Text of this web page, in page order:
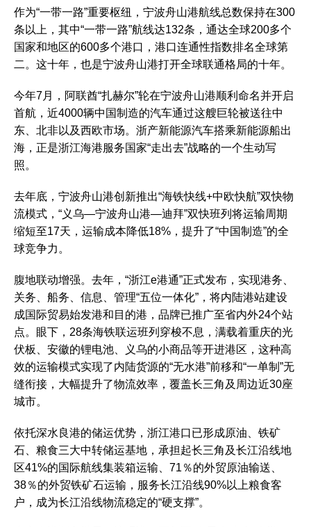
作为“一带一路”重要枢纽，宁波舟山港航线总数保持在300
条以上，其中“一带一路”航线达132条，通达全球200多个
国家和地区的600多个港口，港口连通性指数排名全球第
二。这十年，也是宁波舟山港打开全球联通格局的十年。
今年7月，阿联酋“扎赫尔”轮在宁波舟山港顺利命名并开启
首航，近4000辆中国制造的汽车通过这艘巨轮被送往中
东、北非以及西欧市场。浙产新能源汽车搭乘新能源船出
海，正是浙江海港服务国家“走出去”战略的一个生动写
照。
去年底，宁波舟山港创新推出“海铁快线+中欧快航”双快物
流模式，“义乌—宁波舟山港—迪拜”双快班列将运输周期
缩短至17天，运输成本降低18%，提升了“中国制造”的全
球竞争力。
腹地联动增强。去年，“浙江e港通”正式发布，实现港务、
关务、船务、信息、管理“五位一体化”，将内陆港站建设
成国际贸易始发港和目的港，品牌已推广至省内外24个站
点。眼下，28条海铁联运班列穿梭不息，满载着重庆的光
伏板、安徽的锂电池、义乌的小商品等开进港区，这种高
效的运输模式实现了内陆货源的“无水港”前移和“一单制”无
缝衔接，大幅提升了物流效率，覆盖长三角及周边近30座
城市。
依托深水良港的储运优势，浙江港口已形成原油、铁矿
石、粮食三大中转储运基地，承担起长三角及长江沿线地
区41%的国际航线集装箱运输、71％的外贸原油输送、
38％的外贸铁矿石运输，服务长江沿线90%以上粮食客
户，成为长江沿线物流稳定的“硬支撑”。